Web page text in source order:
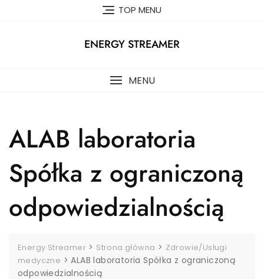
TOP MENU
ENERGY STREAMER
MENU
ALAB laboratoria
Spółka z ograniczoną
odpowiedzialnością
Energy Streamer > Strona główna > Zdrowie/Usługi
medyczne >ALAB laboratoria Spółka z ograniczoną
odpowiedzialnością